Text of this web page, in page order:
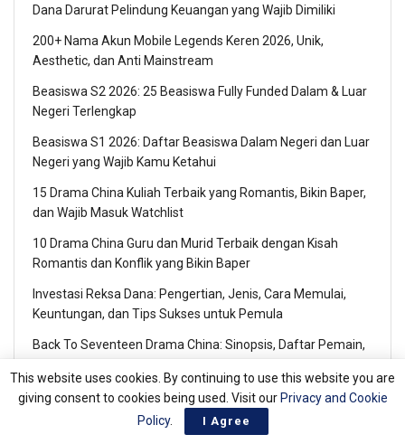
Dana Darurat Pelindung Keuangan yang Wajib Dimiliki
200+ Nama Akun Mobile Legends Keren 2026, Unik,
Aesthetic, dan Anti Mainstream
Beasiswa S2 2026: 25 Beasiswa Fully Funded Dalam & Luar
Negeri Terlengkap
Beasiswa S1 2026: Daftar Beasiswa Dalam Negeri dan Luar
Negeri yang Wajib Kamu Ketahui
15 Drama China Kuliah Terbaik yang Romantis, Bikin Baper,
dan Wajib Masuk Watchlist
10 Drama China Guru dan Murid Terbaik dengan Kisah
Romantis dan Konflik yang Bikin Baper
Investasi Reksa Dana: Pengertian, Jenis, Cara Memulai,
Keuntungan, dan Tips Sukses untuk Pemula
Back To Seventeen Drama China: Sinopsis, Daftar Pemain,
Top 10 Brand Oli Motor Terbaik untuk Menjaga Performa
Mesin Tetap Prima
This website uses cookies. By continuing to use this website you are
giving consent to cookies being used. Visit our Privacy and Cookie
Policy. I Agree